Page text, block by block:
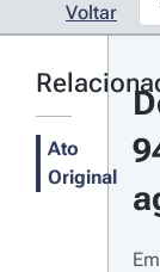
Voltar
Ato
Original